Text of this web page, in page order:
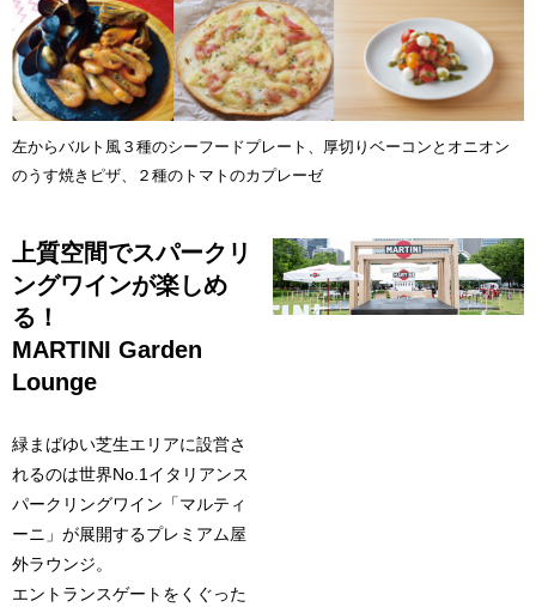
左からバルト風３種のシーフードプレート、厚切りベーコンとオニオン
のうす焼きピザ、２種のトマトのカプレーゼ
上質空間でスパークリ
ングワインが楽しめ
る！
MARTINI Garden
Lounge
緑まばゆい芝生エリアに設営さ
れるのは世界No.1イタリアンス
パークリングワイン「マルティ
ーニ」が展開するプレミアム屋
外ラウンジ。
エントランスゲートをくぐった